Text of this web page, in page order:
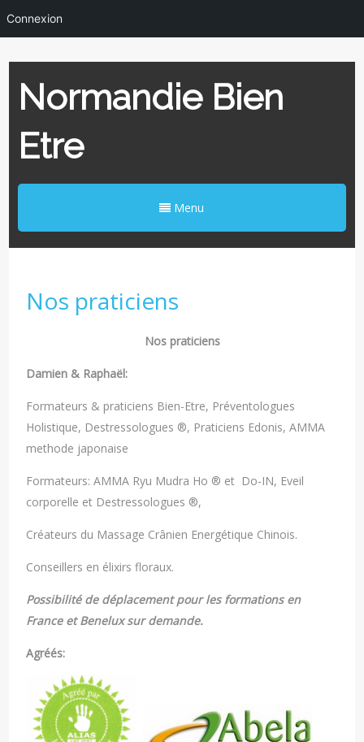
Normandie Bien
Etre
Menu
Nos praticiens
Nos praticiens
Damien & Raphaël:
Formateurs & praticiens Bien-Etre, Préventologues
Holistique, Destressologues ®, Praticiens Edonis, AMMA
methode japonaise
Formateurs: AMMA Ryu Mudra Ho ® et Do-IN, Eveil
corporelle et Destressologues ®,
Créateurs du Massage Crânien Energétique Chinois.
Conseillers en élixirs floraux.
Possibilité de déplacement pour les formations en
France et Benelux sur demande.
Agréés:
Connexion